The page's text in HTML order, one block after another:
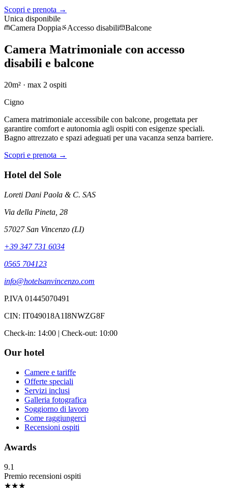
Scopri e prenota →
Unica disponibile
Camera Doppia
Accesso disabili Balcone
Camera Matrimoniale con accesso
disabili e balcone
20m² · max 2 ospiti
Cigno
Camera matrimoniale accessibile con balcone, progettata per
garantire comfort e autonomia agli ospiti con esigenze speciali.
Bagno attrezzato e spazi adeguati per una vacanza senza barriere.
Scopri e prenota →
Hotel del Sole
Loreti Dani Paola & C. SAS
Via della Pineta, 28
57027 San Vincenzo (LI)
+39 347 731 6034
0565 704123
info@hotelsanvincenzo.com
P.IVA 01445070491
CIN: IT049018A1I8NWZG8F
Check-in: 14:00 | Check-out: 10:00
Our hotel
Camere e tariffe
Offerte speciali
Servizi inclusi
Galleria fotografica
Soggiorno di lavoro
Come raggiungerci
Recensioni ospiti
Awards
9.1
Premio recensioni ospiti
★★★